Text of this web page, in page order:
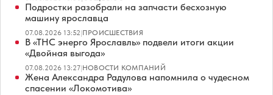
Подростки разобрали на запчасти бесхозную
машину ярославца
07.08.2026 13:52|ПРОИСШЕСТВИЯ
В «ТНС энерго Ярославль» подвели итоги акции
«Двойная выгода»
07.08.2026 13:27|НОВОСТИ КОМПАНИЙ
Жена Александра Радулова напомнила о чудесном
спасении «Локомотива»